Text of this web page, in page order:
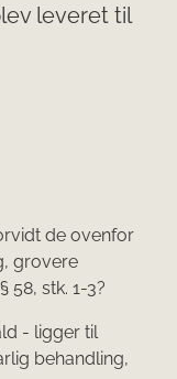
leveret til
de ovenfor
grovere
stk. 1-3?
- ligger til
behandling,